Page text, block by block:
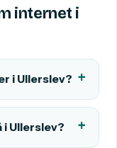
internet i
i Ullerslev?
Ullerslev?